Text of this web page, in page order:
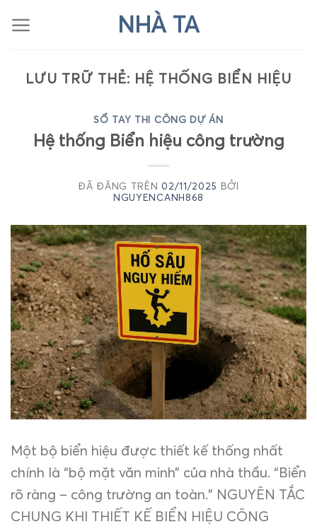
đến
dung
NHÀ TA
LƯU TRỮ THẺ: HỆ THỐNG BIỂN HIỆU
SỔ TAY THI CÔNG DỰ ÁN
Hệ thống Biển hiệu công trường
ĐÃ ĐĂNG TRÊN02/11/2025 BỞI
NGUYENCANH868
Một bộ biển hiệu được thiết kế thống nhất
chính là “bộ mặt văn minh” của nhà thầu. “Biển
rõ ràng – công trường an toàn.” NGUYÊN TẮC
CHUNG KHI THIẾT KẾ BIỂN HIỆU CÔNG